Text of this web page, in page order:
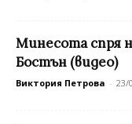
Минесота спря
Бостън (видео)
Виктория Петрова - 23/